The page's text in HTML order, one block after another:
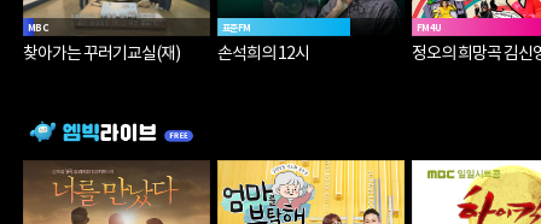
MBC
찾아가는 꾸러기교실(재)
표준FM
손석희의 12시
FM4U
정오의 희망곡 김신